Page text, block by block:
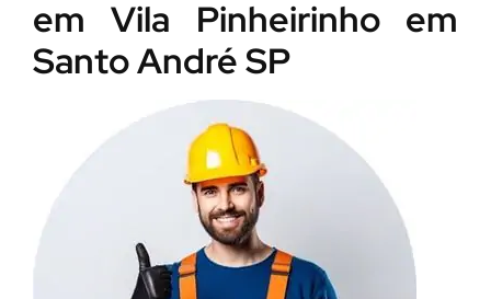
em Vila Pinheirinho em
Santo André SP